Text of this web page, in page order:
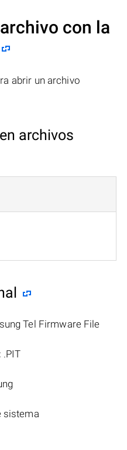
con la
abrir un archivo
archivos
Tel Firmware File
.PIT
sistema